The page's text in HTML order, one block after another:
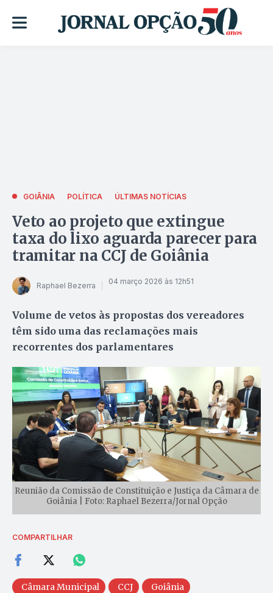
GOIÂNIA POLÍTICA ÚLTIMAS NOTÍCIAS
Veto ao projeto que extingue
taxa do lixo aguarda parecer para
tramitar na CCJ de Goiânia
Raphael Bezerra 04 março 2026 às 12h51
Volume de vetos às propostas dos vereadores
têm sido uma das reclamações mais
recorrentes dos parlamentares
Reunião da Comissão de Constituição e Justiça da Câmara de
Goiânia | Foto: Raphael Bezerra/Jornal Opção
COMPARTILHAR
Câmara Municipal CCJ
Goiânia